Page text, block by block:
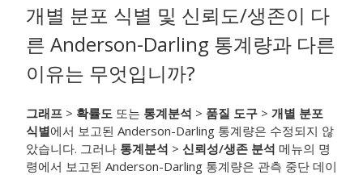
개별 분포 식별 및 신뢰도/생존이 다
른 Anderson-Darling 통계량과 다른
이유는 무엇입니까?
그래프 > 확률도 또는 통계분석 > 품질 도구 > 개별 분포
식별에서 보고된 Anderson-Darling 통계량은 수정되지 않
았습니다. 그러나 통계분석 > 신뢰성/생존 분석 메뉴의 명
령에서 보고된 Anderson-Darling 통계량은 관측 중단 데이